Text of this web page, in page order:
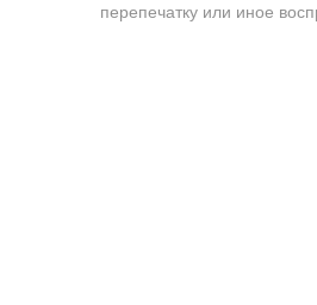
перепечатку или иное